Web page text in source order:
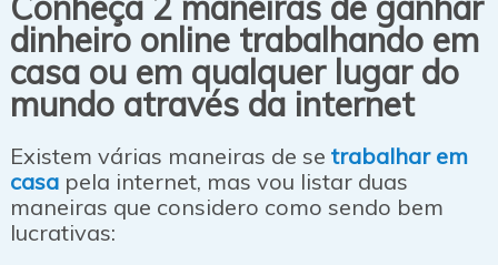
dinheiro online trabalhando em
casa ou em qualquer lugar do
mundo através da internet
Existem várias maneiras de se trabalhar em
casapela internet, mas vou listar duas
maneiras que considero como sendo bem
lucrativas: